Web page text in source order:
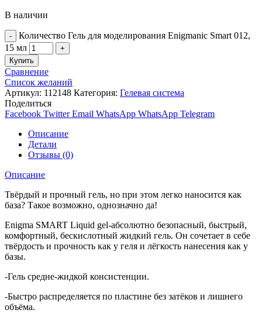
В наличии
Количество Гель для моделирования Enigmanic Smart 012,
15 мл
Купить
Сравнение
Список желаний
Артикул: 112148 Категория: Гелевая система
Поделиться
Facebook Twitter Email WhatsApp WhatsApp Telegram
Описание
Детали
Отзывы (0)
Описание
Твёрдый и прочный гель, но при этом легко наносится как
база? Такое возможно, однозначно да!
Enigma SMART Liquid gel-абсолютно безопасный, быстрый,
комфортный, бескислотный жидкий гель. Он сочетает в себе
твёрдость и прочность как у геля и лёгкость нанесения как у
базы.
-Гель средне-жидкой консистенции.
-Быстро распределяется по пластине без затёков и лишнего
объёма.